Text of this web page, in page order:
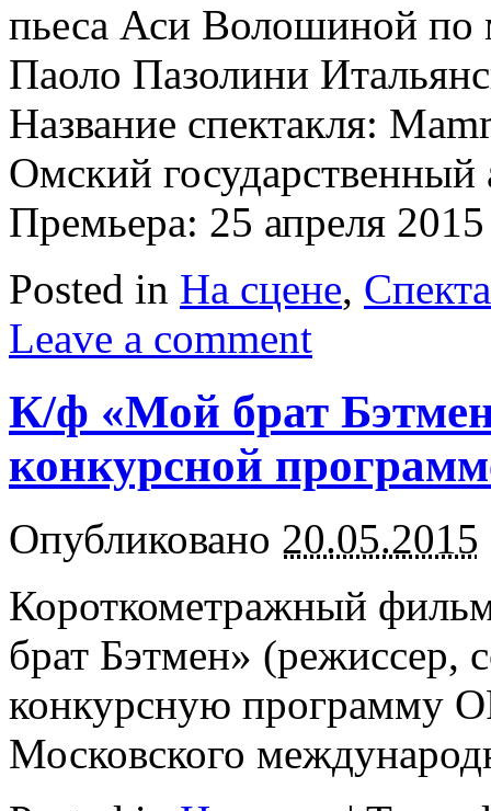
пьеса Аси Волошиной по
Паоло Пазолини
Название спектакля:
Омский
Премьера: 25 апреля 2015
Posted in На сцене,
Leave a comment
К/ф «Мой брат
конкурсной
Опубликовано 20.05.2015
Короткометражный
брат Бэтмен» (режиссер,
конкурсную
Московского